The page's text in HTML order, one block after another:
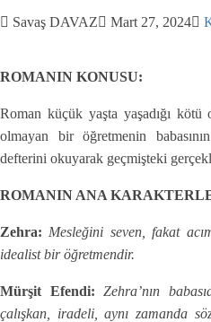
Savaş DAVAZ Mart 27, 2024
ROMANIN KONUSU:
Roman küçük yaşta yaşadığı kötü
olmayan bir öğretmenin
defterini okuyarak geçmişteki
ROMANIN ANA
Zehra: Mesleğini seven, fakat
idealist bir öğretmendir.
Mürşit Efendi:
Zehra’nın
çalışkan, iradeli, aynı zamanda